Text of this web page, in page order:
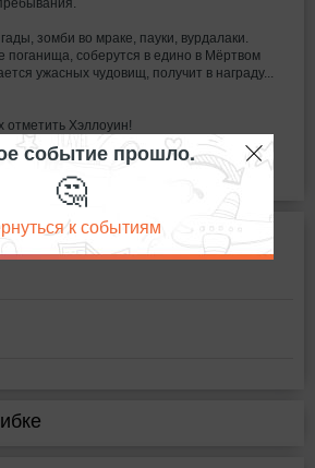
зомби во мраке, пауки, вурдалаки.
соберутся в едино в Мёртвом
ужасных чудовищ, получит в награду...
отметить Хэллоуин!
информация
событие прошло.
🤔
к событиям